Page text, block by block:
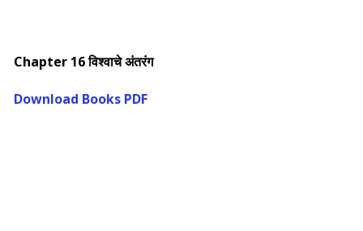
Chapter 16 विश्वाचे अंतरंग
Download Books PDF